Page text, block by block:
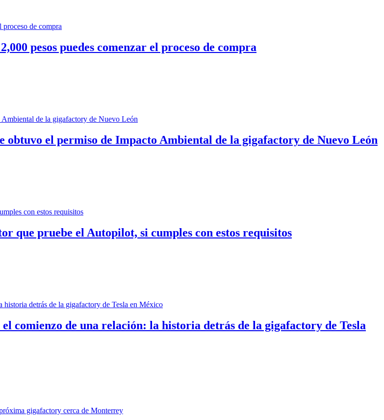
pesos puedes comenzar el proceso de compra
obtuvo el permiso de Impacto Ambiental de la gigafactory de Nuevo León
que pruebe el Autopilot, si cumples con estos requisitos
comienzo de una relación: la historia detrás de la gigafactory de Tesla